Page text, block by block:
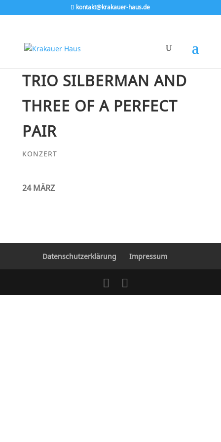
kontakt@krakauer-haus.de
TRIO SILBERMAN AND
THREE OF A PERFECT
PAIR
KONZERT
24 MÄRZ
Datenschutzerklärung Impressum